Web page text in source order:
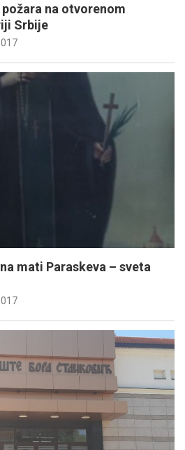
na otvorenom
Srbije
mati Paraskeva – sveta